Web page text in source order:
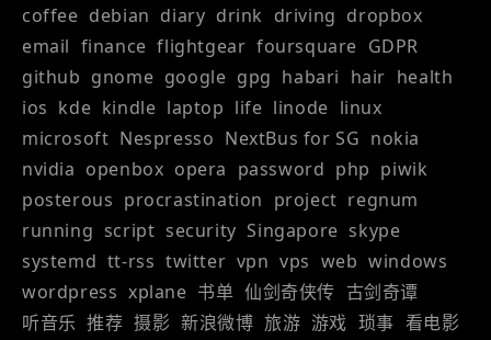
coffee debian diary drink driving dropbox
email finance flightgear foursquare GDPR
github gnome google gpg habari hair health
ios kde kindle laptop life linode linux
microsoft Nespresso NextBus for SG nokia
nvidia openbox opera password php piwik
posterous procrastination project regnum
running script security Singapore skype
systemd tt-rss twitter vpn vps web windows
wordpress xplane 书单 仙剑奇侠传 古剑奇谭
听音乐 推荐 摄影 新浪微博 旅游 游戏 琐事 看电影